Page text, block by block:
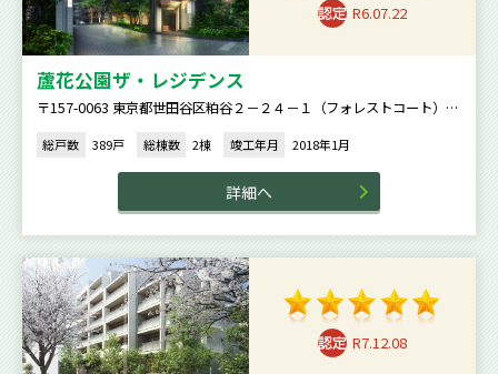
R6.07.22
蘆花公園ザ・レジデンス
〒157-0063 東京都世田谷区粕谷２－２４－１（フォレストコート）、
総戸数 389戸 総棟数 2棟 竣工年月 2018年1月
詳細へ
R7.12.08